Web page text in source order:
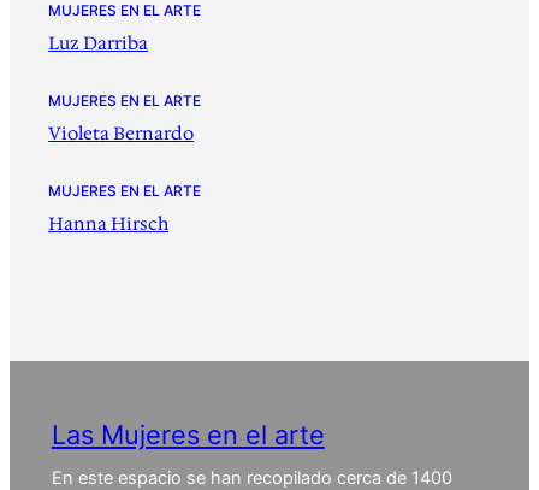
MUJERES EN EL ARTE
Luz Darriba
MUJERES EN EL ARTE
Violeta Bernardo
MUJERES EN EL ARTE
Hanna Hirsch
Las Mujeres en el arte
En este espacio se han recopilado cerca de 1400